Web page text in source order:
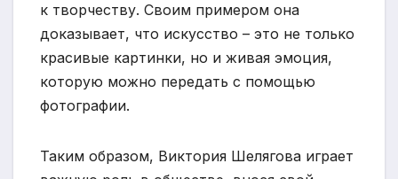
к творчеству. Своим примером она
доказывает, что искусство – это не только
красивые картинки, но и живая эмоция,
которую можно передать с помощью
фотографии.
Таким образом, Виктория Шелягова играет